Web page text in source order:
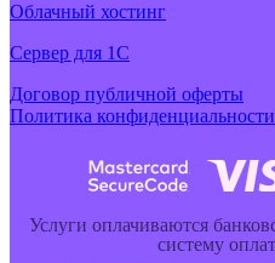
Облачный хостинг
Cервер для 1С
Договор публичной оферты
Политика конфиденциальности
Услуги оплачиваются
систему